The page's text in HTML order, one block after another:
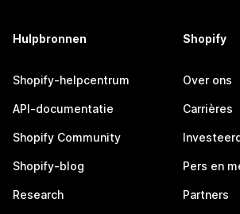
Hulpbronnen
Shopify-helpcentrum
API-documentatie
Shopify Community
Shopify-blog
Research
Shopify
Over ons
Carrières
Pers en
Partners